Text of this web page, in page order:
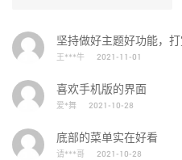
坚持做好主题好功能，打
王***牛 2021-11-01
喜欢手机版的界面
爱*舞 2021-10-28
底部的菜单实在好看
请***哥 2021-10-28